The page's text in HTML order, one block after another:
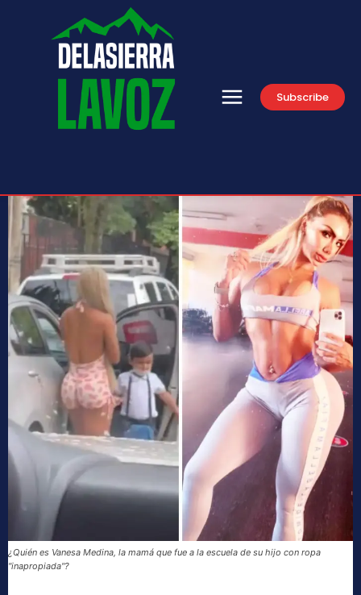
Subscribe
¿Quién es Vanesa Medina, la mamá que fue a la escuela de su hijo con ropa
"inapropiada"?